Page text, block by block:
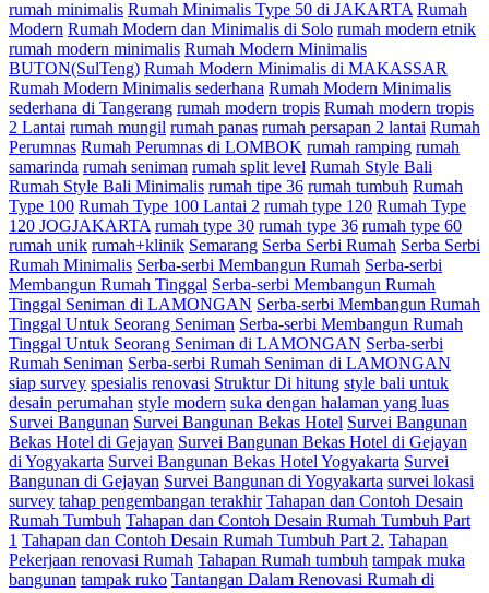
rumah minimalis Rumah Minimalis Type 50 di JAKARTA Rumah
Modern Rumah Modern dan Minimalis di Solo rumah modern etnik
rumah modern minimalis Rumah Modern Minimalis
BUTON(SulTeng) Rumah Modern Minimalis di MAKASSAR
Rumah Modern Minimalis sederhana Rumah Modern Minimalis
sederhana di Tangerang rumah modern tropis Rumah modern tropis
2 Lantai rumah mungil rumah panas rumah persapan 2 lantai Rumah
Perumnas Rumah Perumnas di LOMBOK rumah ramping rumah
samarinda rumah seniman rumah split level Rumah Style Bali
Rumah Style Bali Minimalis rumah tipe 36 rumah tumbuh Rumah
Type 100 Rumah Type 100 Lantai 2 rumah type 120 Rumah Type
120 JOGJAKARTA rumah type 30 rumah type 36 rumah type 60
rumah unik rumah+klinik Semarang Serba Serbi Rumah Serba Serbi
Rumah Minimalis Serba-serbi Membangun Rumah Serba-serbi
Membangun Rumah Tinggal Serba-serbi Membangun Rumah
Tinggal Seniman di LAMONGAN Serba-serbi Membangun Rumah
Tinggal Untuk Seorang Seniman Serba-serbi Membangun Rumah
Tinggal Untuk Seorang Seniman di LAMONGAN Serba-serbi
Rumah Seniman Serba-serbi Rumah Seniman di LAMONGAN
siap survey spesialis renovasi Struktur Di hitung style bali untuk
desain perumahan style modern suka dengan halaman yang luas
Survei Bangunan Survei Bangunan Bekas Hotel Survei Bangunan
Bekas Hotel di Gejayan Survei Bangunan Bekas Hotel di Gejayan
di Yogyakarta Survei Bangunan Bekas Hotel Yogyakarta Survei
Bangunan di Gejayan Survei Bangunan di Yogyakarta survei lokasi
survey tahap pengembangan terakhir Tahapan dan Contoh Desain
Rumah Tumbuh Tahapan dan Contoh Desain Rumah Tumbuh Part
1 Tahapan dan Contoh Desain Rumah Tumbuh Part 2. Tahapan
Pekerjaan renovasi Rumah Tahapan Rumah tumbuh tampak muka
bangunan tampak ruko Tantangan Dalam Renovasi Rumah di